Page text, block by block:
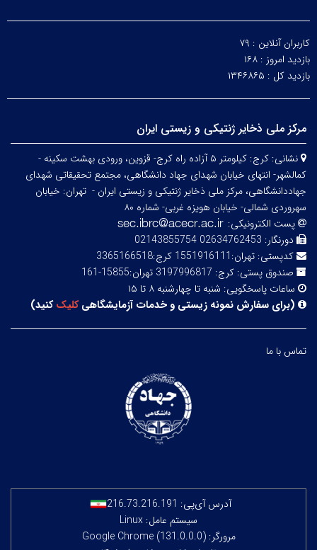
کاربران آنلاین : ۷۹
بازدید امروز : ۱۶۸
بازدید کل : ۱۳۴۶۸۶۵
مرکز ملی ذخایر ژنتیکی و زیستی ایران
نشانی:
کرج: کیلومتر ۵ آزاده راه کرج- قزوین، ورودی بهشت سکینه -
کمالشهر- انتهای خیابان شهدای جهاد دانشگاهی، مجتمع تحقیقاتی شهدای
جهاددانشگاهی، مرکز ملی ذخایر ژنتیکی و زیستی ایران - تهران: خیابان
سهروردی شمالی- خیابان هویزه غربی- شماره ۸۰
پست الکترونیکی:
دورنگار: 02634762453 02143855754
کدپستی: تهران:1551916111 کرج:3365166518
صندوق پستی: کرج: 3197996817 تهران:15855-161
ساعات پاسخگویی: شنبه تا چهارشنبه ۸ تا ۱۵
(برای سفارش نمونه زیستی و خدمات آزمایشگاهیکلیککنید)
تماس با ما
آدرس آی‌پی: 216.73.216.191
سیستم عامل: Linux
مرورگر: Google Chrome (131.0.0.0)